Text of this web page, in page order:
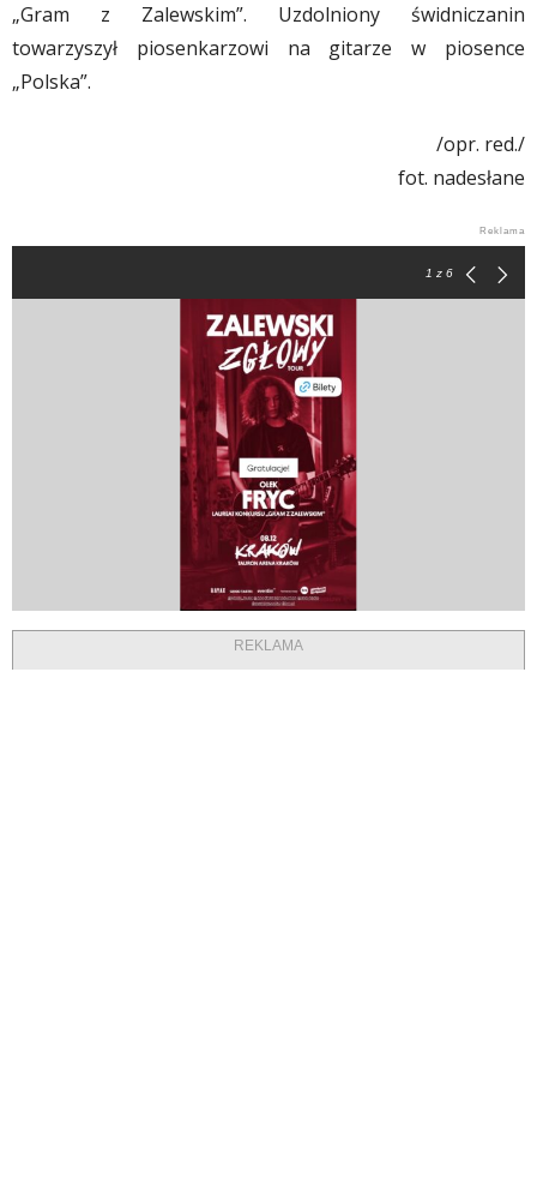
„Gram z Zalewskim”. Uzdolniony świdniczanin
towarzyszył piosenkarzowi na gitarze w piosence
„Polska”.
/opr. red./
fot. nadesłane
1 z 6
REKLAMA